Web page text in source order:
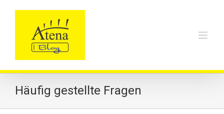
Häufig gestellte Fragen